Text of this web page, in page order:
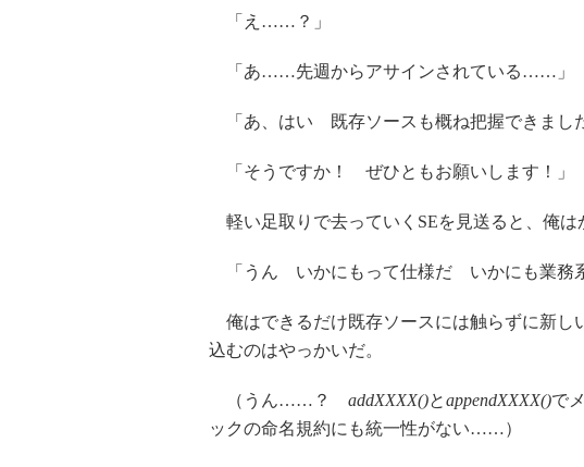
「え……？」
「あ……先週からアサインされている……」
「あ、はい 既存ソースも概ね把握できまし
「そうですか！ ぜひともお願いします！」
軽い足取りで去っていくSEを見送ると、俺は
「うん いかにもって仕様だ いかにも業務系
俺はできるだけ既存ソースには触らずに新し
込むのはやっかいだ。
（うん……？ addXXXX()とappendXXXX()で
ックの命名規約にも統一性がない……）